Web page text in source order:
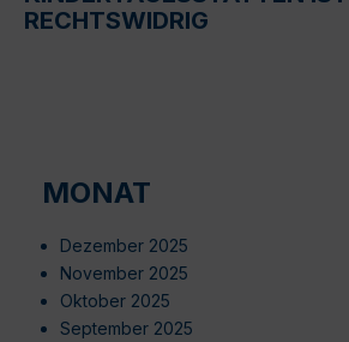
RECHTSWIDRIG
MONAT
Dezember 2025
November 2025
Oktober 2025
September 2025